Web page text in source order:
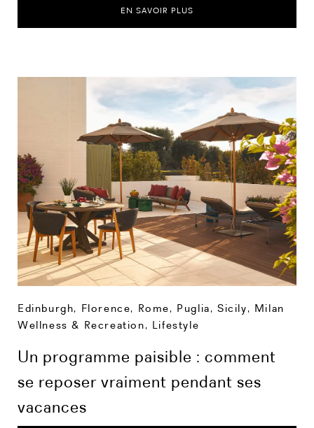
EN SAVOIR PLUS
Edinburgh, Florence, Rome, Puglia,Sicily, Milan
Wellness & Recreation, Lifestyle
Un programme paisible : comment
se reposer vraiment pendant ses
vacances